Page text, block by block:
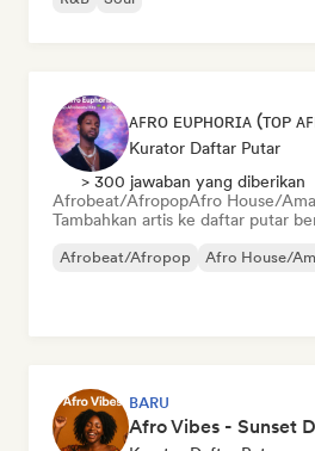
Kurator Daftar Putar
> 300 jawaban yang diberikan
Afrobeat/AfropopAfro House/
Tambahkan artis ke daftar putar
Afrobeat/Afropop Afro House/
BARU
Afro Vibes - Sunset